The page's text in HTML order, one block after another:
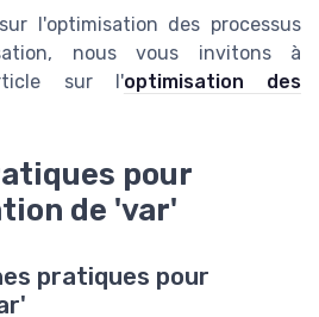
l'optimisation des processus
nous vous invitons à
sur l'optimisation des
pour
de 'var'
pratiques pour